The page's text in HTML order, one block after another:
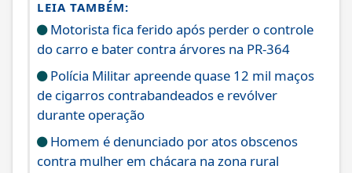
LEIA TAMBÉM:
Motorista fica ferido após perder o controle
do carro e bater contra árvores na PR-364
Polícia Militar apreende quase 12 mil maços
de cigarros contrabandeados e revólver
durante operação
Homem é denunciado por atos obscenos
contra mulher em chácara na zona rural